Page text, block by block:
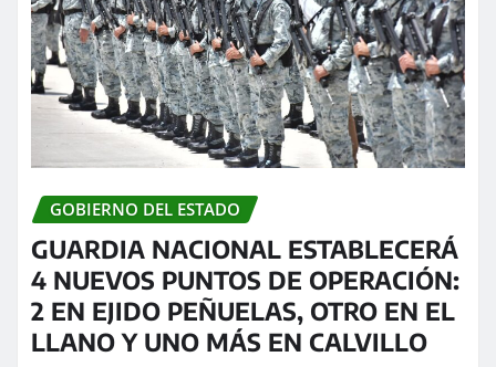
GOBIERNO DEL ESTADO
GUARDIA NACIONAL ESTABLECERÁ
4 NUEVOS PUNTOS DE OPERACIÓN:
2 EN EJIDO PEÑUELAS, OTRO EN EL
LLANO Y UNO MÁS EN CALVILLO